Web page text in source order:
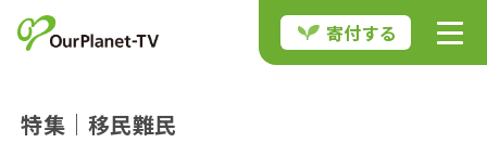
寄付する
特集｜移民難民